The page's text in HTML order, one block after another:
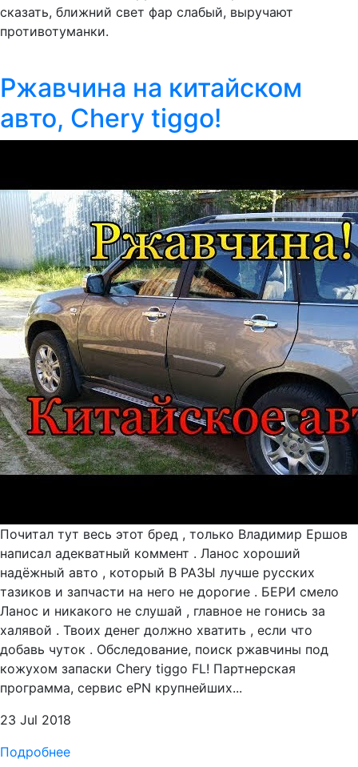
сказать, ближний свет фар слабый, выручают
противотуманки.
Ржавчина на китайском
авто, Chery tiggo!
Почитал тут весь этот бред , только Владимир Ершов
написал адекватный коммент . Ланос хороший
надёжный авто , который В РАЗЫ лучше русских
тазиков и запчасти на него не дорогие . БЕРИ смело
Ланос и никакого не слушай , главное не гонись за
халявой . Твоих денег должно хватить , если что
добавь чуток . Обследование, поиск ржавчины под
кожухом запаски Chery tiggo FL! Партнерская
программа, сервис ePN крупнейших...
23 Jul 2018
Подробнее